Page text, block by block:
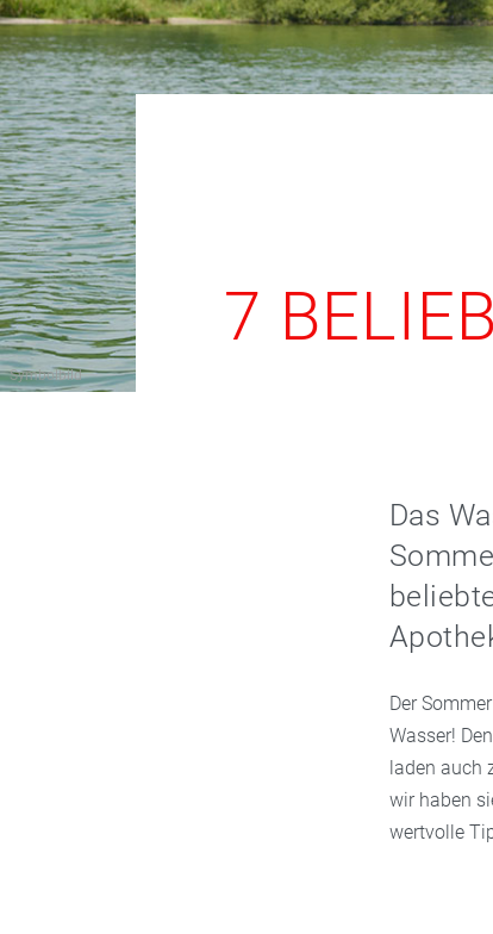
Symbolbild
7
Das
Der
Wasser!
laden auch
wir haben
wertvolle